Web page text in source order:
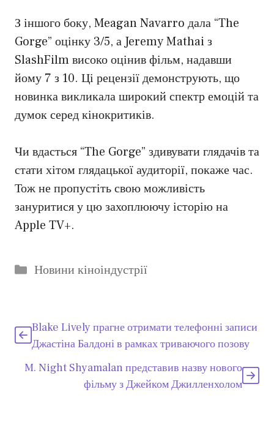
З іншого боку, Meagan Navarro дала “The
Gorge” оцінку 3/5, а Jeremy Mathai з
SlashFilm високо оцінив фільм, надавши
йому 7 з 10. Ці рецензії демонструють, що
новинка викликала широкий спектр емоцій та
думок серед кінокритиків.
Чи вдасться “The Gorge” здивувати глядачів та
стати хітом глядацької аудиторії, покаже час.
Тож не пропустіть свою можливість
зануритися у цю захоплюючу історію на
Apple TV+.
Категорії
Новини кіноіндустрії
Blake Lively прагне отримати телефонні записи
Джастіна Балдоні в рамках триваючого позову
M. Night Shyamalan представив назву нового
фільму з Джейком Джилленхолом